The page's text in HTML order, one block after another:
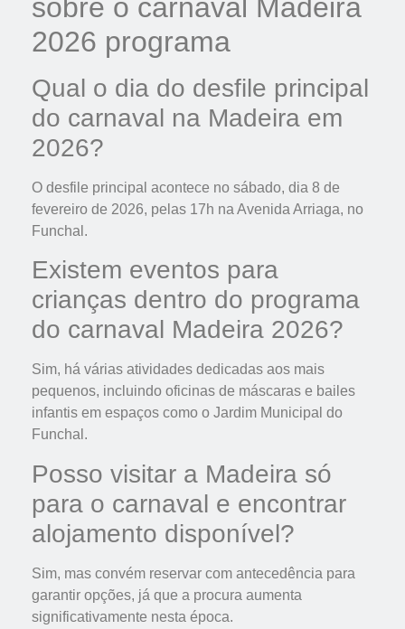
sobre o carnaval Madeira
2026 programa
Qual o dia do desfile principal
do carnaval na Madeira em
2026?
O desfile principal acontece no sábado, dia 8 de
fevereiro de 2026, pelas 17h na Avenida Arriaga, no
Funchal.
Existem eventos para
crianças dentro do programa
do carnaval Madeira 2026?
Sim, há várias atividades dedicadas aos mais
pequenos, incluindo oficinas de máscaras e bailes
infantis em espaços como o Jardim Municipal do
Funchal.
Posso visitar a Madeira só
para o carnaval e encontrar
alojamento disponível?
Sim, mas convém reservar com antecedência para
garantir opções, já que a procura aumenta
significativamente nesta época.